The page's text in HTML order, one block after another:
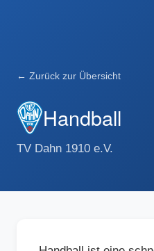
← Zurück zur Übersicht
Handball
TV Dahn 1910 e.V.